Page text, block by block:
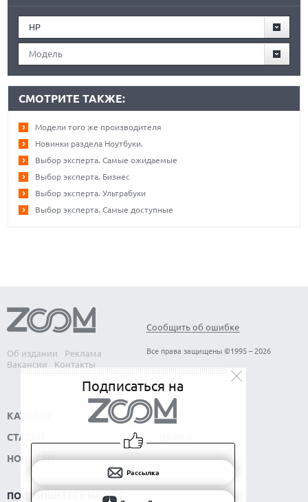
HP
Модель
СМОТРИТЕ ТАКЖЕ:
Модели того же производителя
Новинки раздела Ноутбуки.
Выбор эксперта. Самые ожидаемые
Выбор эксперта. Бизнес
Выбор эксперта. Ультрабуки
Выбор эксперта. Самые доступные
Об издании
Реклама
Вакансии
Контакты
Сообщить об ошибке
Все права защищены ©1995 – 2026
КАТАЛОГ
СТАТЬИ
НОВОСТИ
СОФТ
ПОДПИШИТЕСЬ НА НАС
Подписаться на
Рассылка